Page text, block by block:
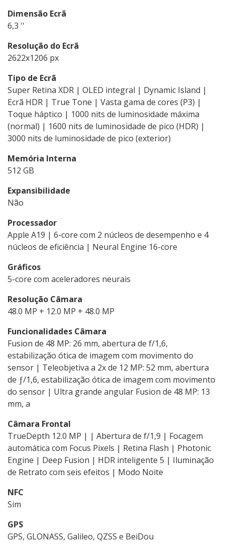
Dimensão Ecrã
6,3 ''
Resolução do Ecrã
2622x1206 px
Tipo de Ecrã
Super Retina XDR | OLED integral | Dynamic Island |
Ecrã HDR | True Tone | Vasta gama de cores (P3) |
Toque háptico | 1000 nits de luminosidade máxima
(normal) | 1600 nits de luminosidade de pico (HDR) |
3000 nits de luminosidade de pico (exterior)
Memória Interna
512 GB
Expansibilidade
Não
Processador
Apple A19 | 6-core com 2 núcleos de desempenho e 4
núcleos de eficiência | Neural Engine 16-core
Gráficos
5-core com aceleradores neurais
Resolução Câmara
48.0 MP + 12.0 MP + 48.0 MP
Funcionalidades Câmara
Fusion de 48 MP: 26 mm, abertura de f/1,6,
estabilização ótica de imagem com movimento do
sensor | Teleobjetiva a 2x de 12 MP: 52 mm, abertura
de ƒ/1,6, estabilização ótica de imagem com movimento
do sensor | Ultra grande angular Fusion de 48 MP: 13
mm, a
Câmara Frontal
TrueDepth 12.0 MP | | Abertura de f/1,9 | Focagem
automática com Focus Pixels | Retina Flash | Photonic
Engine | Deep Fusion | HDR inteligente 5 | Iluminação
de Retrato com seis efeitos | Modo Noite
NFC
Sim
GPS
GPS, GLONASS, Galileo, QZSS e BeiDou